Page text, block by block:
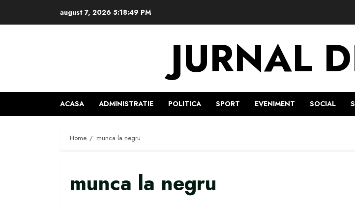
august 7, 2026 5:18:50 PM
JURNAL
ACASA ADMINISTRATIE POLITICA SPORT EVENIMENT SOCIAL
Home munca la negru
munca la negru